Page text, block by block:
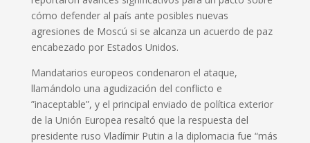
cómo defender al país ante posibles nuevas
agresiones de Moscú si se alcanza un acuerdo de paz
encabezado por Estados Unidos.
Mandatarios europeos condenaron el ataque,
llamándolo una agudización del conflicto e
”inaceptable”, y el principal enviado de política exterior
de la Unión Europea resaltó que la respuesta del
presidente ruso Vladímir Putin a la diplomacia fue “más